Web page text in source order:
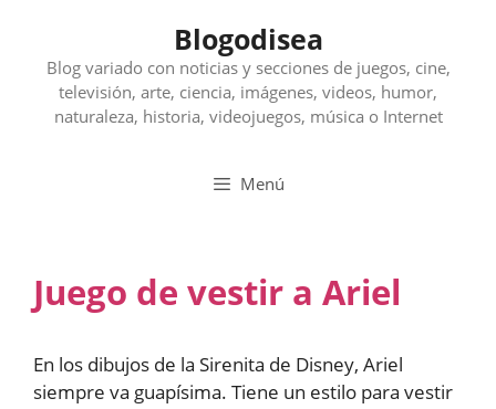
contenido
Blogodisea
Blog variado con noticias y secciones de juegos, cine,
televisión, arte, ciencia, imágenes, videos, humor,
naturaleza, historia, videojuegos, música o Internet
Menú
Juego de vestir a Ariel
En los dibujos de la Sirenita de Disney, Ariel
siempre va guapísima. Tiene un estilo para vestir